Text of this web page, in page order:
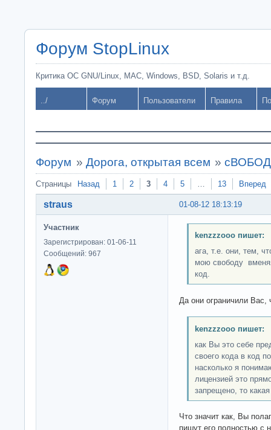
Форум StopLinux
Критика ОС GNU/Linux, MAC, Windows, BSD, Solaris и т.д.
../ Форум Пользователи Правила
Форум » Дорога, открытая всем »
Страницы Назад 1 2 3 4 5 … 13 Вперед
01-08-12 18:13:19
straus
Участник
Зарегистрирован: 01-06-11
Сообщений: 967
kenzzzooo пишет:
ага, т.е. они, тем,
мою свободу
код.
Да они ограничили Вас,
kenzzzooo пишет:
как Вы это себе
своего кода в код
насколько я
лицензией это
запрещено, то
Что значит как, Вы
пишут его полностью с